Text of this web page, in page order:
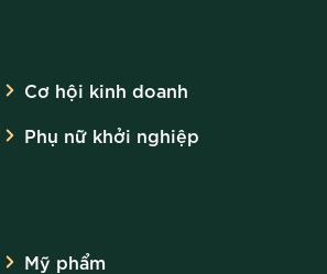
Cơ hội kinh doanh
Phụ nữ khởi nghiệp
Mỹ phẩm